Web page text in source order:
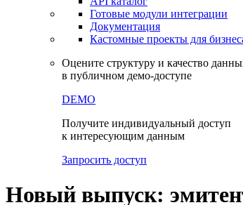
Получить доступ
API & Data Feed
API and Data Feed
API каталог
Документация
Кастомные проекты для бизнеса
Оцените структуру и качество данных
в публичном демо-доступе
DEMO
Получите индивидуальный доступ